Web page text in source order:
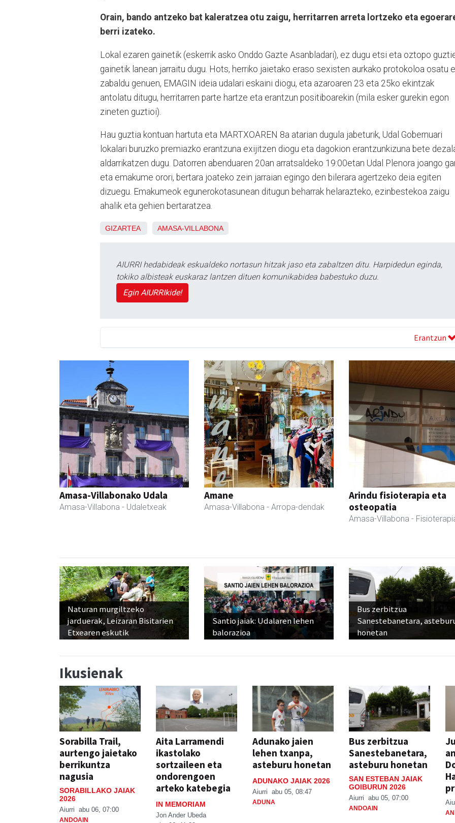
Orain, bando antzeko bat kaleratzea otu zaigu, herritarren arreta lortzeko eta
berri izateko.
Lokal ezaren gainetik (eskerrik asko Onddo Gazte Asanbladari), ez dugu etsi eta oztopo
gainetik lanean jarraitu dugu. Hots, herriko jaietako eraso sexisten aurkako protokoloa osatu
zabaldu genuen, EMAGIN ideia udalari eskaini diogu, eta azaroaren 23 eta 25ko ekintzak
antolatu ditugu, herritarren parte hartze eta erantzun positiboarekin (mila esker gurekin egon
zineten guztioi).
Hau guztia kontuan hartuta eta MARTXOAREN 8a atarian dugula jabeturik, Udal Gobernuari
lokalari buruzko premiazko erantzuna exijitzen diogu eta dagokion erantzunkizuna bete
aldarrikatzen dugu. Datorren abenduaren 20an arratsaldeko 19:00etan Udal Plenora joango
eta emakume orori, bertara joateko zein jarraian egingo den bilerara agertzeko deia egiten
dizuegu. Emakumeok egunerokotasunean ditugun beharrak helarazteko, ezinbestekoa zaigu
ahalik eta gehien bertaratzea.
GIZARTEA AMASA-VILLABONA
AIURRI hedabideak eskualdeko nortasun hitzak jaso eta zabaltzen ditu. Harpidedun eginda,
tokiko albisteak euskaraz lantzen dituen komunikabidea babestuko duzu.
Egin AIURRIkide!
Erantzun
Amasa-Villabonako Udala
Amasa-Villabona - Udaletxeak
Amane
Amasa-Villabona - Arropa-dendak
Arindu fisioterapia eta
osteopatia
Amasa-Villabona -
Naturan murgiltzeko
jarduerak, Leizaran Bisitarien
Etxearen eskutik
Santio jaiak: Udalaren lehen
balorazioa
Bus zerbitzua
Sanestebanetara,
honetan
Ikusienak
Sorabilla Trail,
aurtengo jaietako
berrikuntza
nagusia
SORABILLAKO JAIAK
2026
Aiurri abu 06, 07:00
ANDOAIN
Aita Larramendi
ikastolako
sortzaileen eta
ondorengoen
arteko katebegia
IN MEMORIAM
Jon Ander Ubeda
Adunako jaien
lehen txanpa,
asteburu honetan
ADUNAKO JAIAK 2026
Aiurri abu 05, 08:47
ADUNA
Bus zerbitzua
Sanestebanetara,
asteburu honetan
SAN ESTEBAN JAIAK
GOIBURUN 2026
Aiurri abu 05, 07:00
ANDOAIN